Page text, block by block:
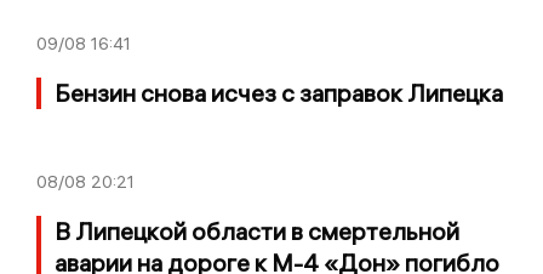
09/08 16:41
Бензин снова исчез с заправок Липецка
08/08 20:21
В Липецкой области в смертельной
аварии на дороге к М-4 «Дон» погибло